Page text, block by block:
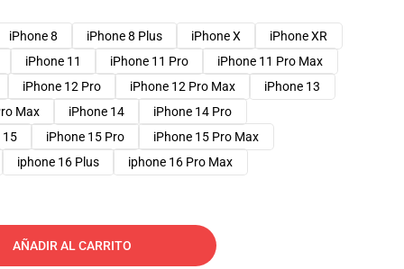
iPhone 8 iPhone 8 Plus iPhone X
iPhone XR
iPhone 11
iPhone 11 Pro
iPhone 11 Pro Max
iPhone 12 Pro
iPhone 12 Pro Max
iPhone 13
Max
iPhone 14
iPhone 14 Pro
15
iPhone 15 Pro
iPhone 15 Pro Max
iphone 16 Plus
iphone 16 Pro Max
AÑADIR AL CARRITO